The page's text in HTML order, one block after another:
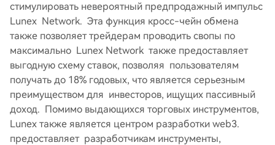
стимулировать невероятный предпродажный импульс
Lunex Network. Эта функция кросс-чейн обмена
также позволяет трейдерам проводить свопы по
максимально Lunex Network также предоставляет
выгодную схему ставок, позволяя пользователям
получать до 18% годовых, что является серьезным
преимуществом для инвесторов, ищущих пассивный
доход. Помимо выдающихся торговых инструментов,
Lunex также является центром разработки web3.
предоставляет разработчикам инструменты,